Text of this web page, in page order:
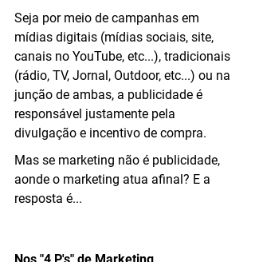
Seja por meio de campanhas em
mídias digitais (mídias sociais, site,
canais no YouTube, etc...), tradicionais
(rádio, TV, Jornal, Outdoor, etc...) ou na
junção de ambas, a publicidade é
responsável justamente pela
divulgação e incentivo de compra.
Mas se marketing não é publicidade,
aonde o marketing atua afinal? E a
resposta é...